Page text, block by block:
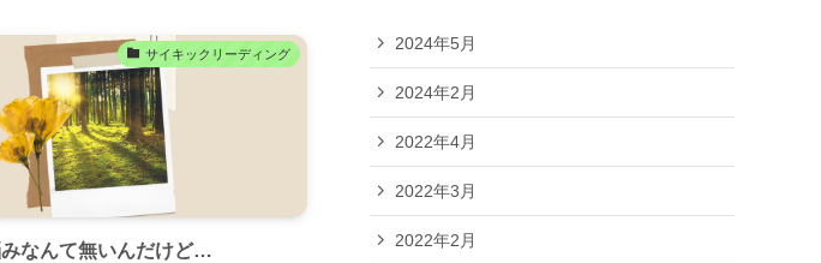
サイキックリーディング
なんて無いんだけど…
2024年5月
2024年2月
2022年4月
2022年3月
2022年2月